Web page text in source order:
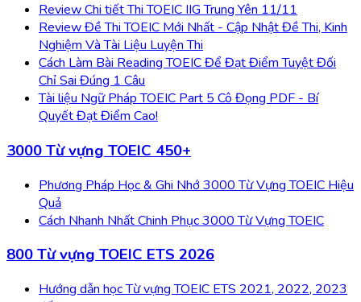
Review Chi tiết Thi TOEIC IIG Trung Yên 11/11
Review Đề Thi TOEIC Mới Nhất - Cập Nhật Đề Thi, Kinh
Nghiệm Và Tài Liệu Luyện Thi
Cách Làm Bài Reading TOEIC Để Đạt Điểm Tuyệt Đối
Chỉ Sai Đúng 1 Câu
Tài liệu Ngữ Pháp TOEIC Part 5 Cô Đọng PDF - Bí
Quyết Đạt Điểm Cao!
3000 Từ vựng TOEIC 450+
Phương Pháp Học & Ghi Nhớ 3000 Từ Vựng TOEIC Hiệu
Quả
Cách Nhanh Nhất Chinh Phục 3000 Từ Vựng TOEIC
800 Từ vựng TOEIC ETS 2026
Hướng dẫn học Từ vựng TOEIC ETS 2021, 2022, 2023